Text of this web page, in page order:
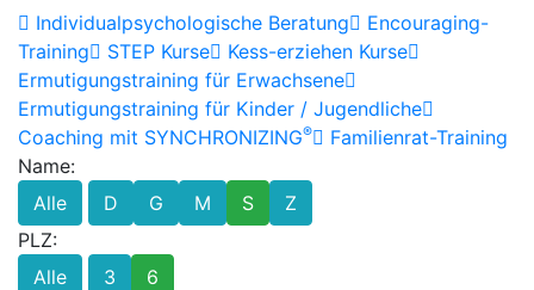
Individualpsychologische Beratung
Encouraging-
Training
STEP Kurse
Kess-erziehen Kurse
Ermutigungstraining für Erwachsene
Ermutigungstraining für Kinder / Jugendliche
Coaching mit SYNCHRONIZING®
Familienrat-Training
Name:
Alle
D G M S
Z
PLZ:
Alle
3
6